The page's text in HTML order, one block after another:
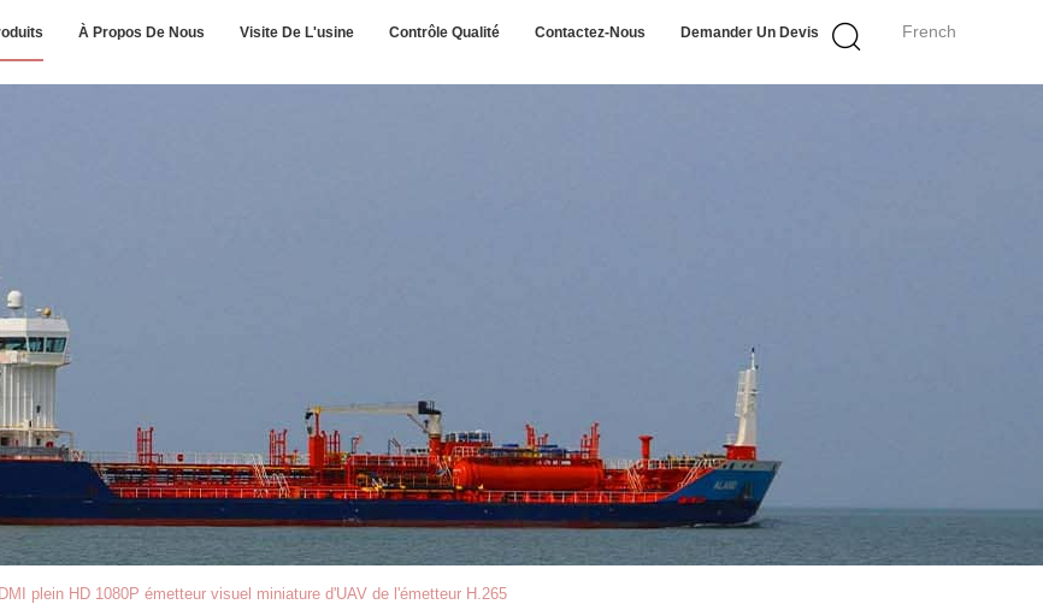
French
À Propos De Nous Visite De L'usine Contrôle Qualité Contactez-Nous Demander Un Devis
plein HD 1080P émetteur visuel miniature d'UAV de l'émetteur H.265